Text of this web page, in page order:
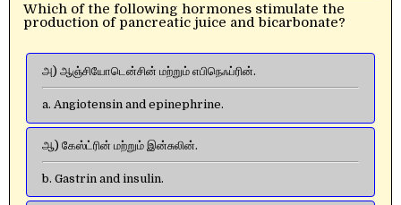
Which of the following hormones stimulate the
production of pancreatic juice and bicarbonate?
அ) ஆஞ்சியோடென்சின் மற்றும் எபிநெஃப்ரின்.
a. Angiotensin and epinephrine.
ஆ) கேஸ்ட்ரின் மற்றும் இன்சுலின்.
b. Gastrin and insulin.